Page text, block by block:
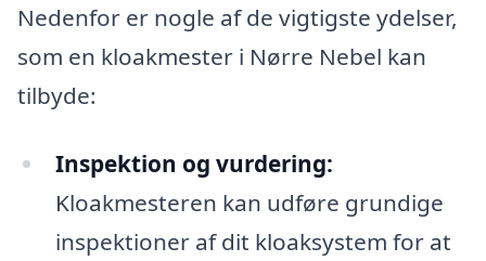
Nedenfor er nogle af de vigtigste ydelser,
som en kloakmester i Nørre Nebel kan
tilbyde:
Inspektion og vurdering:
Kloakmesteren kan udføre grundige
inspektioner af dit kloaksystem for at